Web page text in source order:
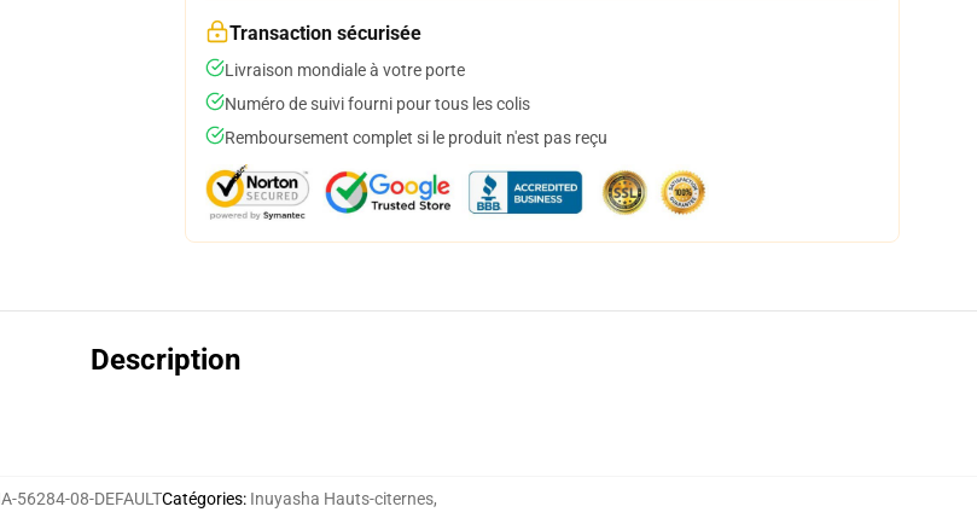
Transaction sécurisée
Livraison mondiale à votre porte
Numéro de suivi fourni pour tous les colis
Remboursement complet si le produit n'est pas reçu
Description
56284-08-DEFAULTCatégories: Inuyasha Hauts-citernes,